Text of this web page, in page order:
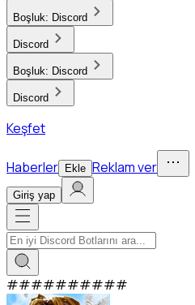
Boşluk: Discord
Discord
Boşluk: Discord
Discord
Keşfet
Haberler Ekle Reklam ver
Giriş yap
##########